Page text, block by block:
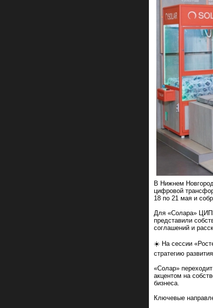
В Нижнем
цифровой
18 по 21 мая и
Для «Солара»
представили
соглашений и
☀️ На сессии
стратегию
«Солар»
акцентом на
бизнеса.
Ключевые